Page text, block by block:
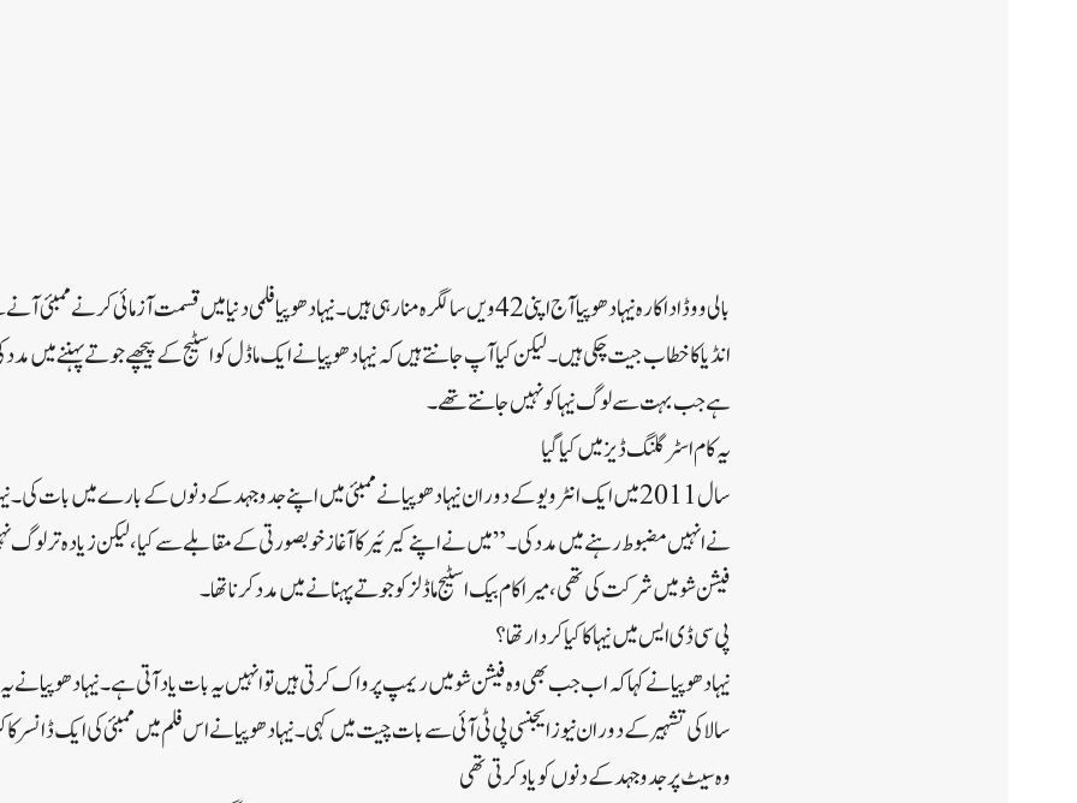
انڈیا کا خطاب جیت چکی ہیں۔لیکن کیا آپ جانتے ہیں کہ نیہا دھوپیا نے ایک ماڈل کو اسٹیج کے پیچھے جوتے پہننے
ہے جب بہت سے لوگ نیہا کو نہیں جانتے تھے۔
یہ کام اسٹرگلنگ ڈیز میں کیا گیا
سال 2011 میں ایک انٹرویو کے دوران نیہا دھوپیا نے ممبئی میں اپنے جدوجہد کے دنوں کے بارے میں بات
نے انہیں مضبوط رہنے میں مدد کی۔”میں نے اپنے کیرئیر کا آغاز خوبصورتی کے مقابلے سے کیا، لیکن زیادہ تر لوگ
فیشن شو میں شرکت کی تھی، میرا کام بیک اسٹیج ماڈلز کو جوتے پہنانے میں مدد کرنا تھا۔
پی سی ڈی ایس میں نیہا کا کیا کردار تھا؟
نیہا دھوپیا نے کہا کہ اب جب بھی وہ فیشن شو میں ریمپ پر واک کرتی ہیں تو انہیں یہ بات یاد آتی ہے۔نیہا دھوپیا نے
سالا کی تشہیر کے دوران نیوز ایجنسی پی ٹی آئی سے بات چیت میں کہی۔نیہا دھوپیا نے اس فلم میں ممبئی کی ایک ڈانسر کا
وہ سیٹ پر جدوجہد کے دنوں کو یاد کرتی تھی